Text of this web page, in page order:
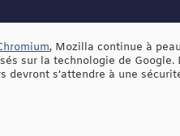
, Mozilla continue à
sur la technologie de
s’attendre à une